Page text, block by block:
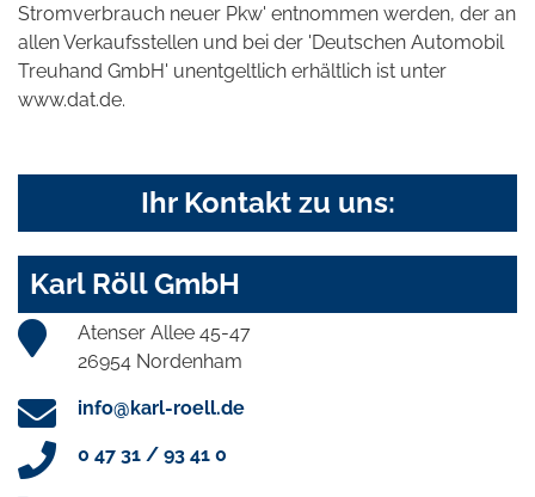
Stromverbrauch neuer Pkw' entnommen werden, der an
allen Verkaufsstellen und bei der 'Deutschen Automobil
Treuhand GmbH' unentgeltlich erhältlich ist unter
www.dat.de.
Ihr Kontakt zu uns:
Karl Röll GmbH
Atenser Allee 45-47
26954 Nordenham
info@karl-roell.de
0 47 31 / 93 41 0